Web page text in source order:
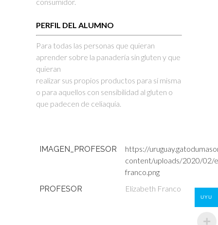
consumidor.
PERFIL DEL ALUMNO
Para todas las personas que quieran
aprender sobre la panadería sin gluten y que
quieran
realizar sus propios productos para sí misma
o para aquellos con sensibilidad al gluten o
que padecen de celiaquía.
IMAGEN_PROFESOR
https://
content/uploads/2020/02/
franco.png
PROFESOR
Elizabeth Franco
UYU